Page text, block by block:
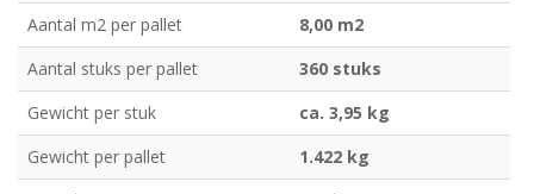
Aantal m2 per pallet
8,00 m2
Aantal stuks per pallet
360 stuks
Gewicht per stuk
ca. 3,95 kg
Gewicht per pallet
1.422 kg